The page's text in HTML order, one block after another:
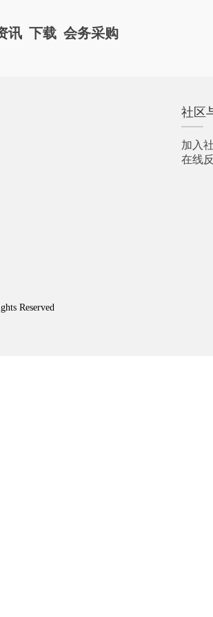
讯 下载 会务采购
社区
加入
在线
Reserved